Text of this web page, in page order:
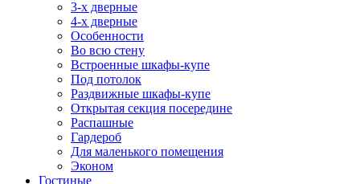
3-х дверные
4-х дверные
Особенности
Во всю стену
Встроенные шкафы-купе
Под потолок
Раздвижные шкафы-купе
Открытая секция посередине
Распашные
Гардероб
Для маленького помещения
Эконом
Гостиные